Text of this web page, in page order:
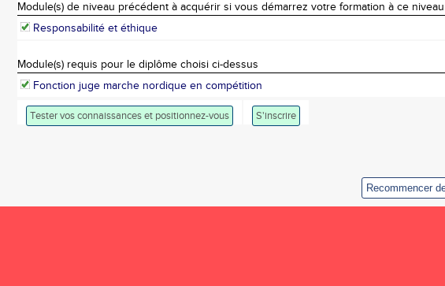
Module(s) de niveau précédent à acquérir si vous démarrez votre formation à ce niveau
Responsabilité et éthique
Module(s) requis pour le diplôme choisi ci-dessus
Fonction juge marche nordique en compétition
Tester vos connaissances et positionnez-vous S'inscrire